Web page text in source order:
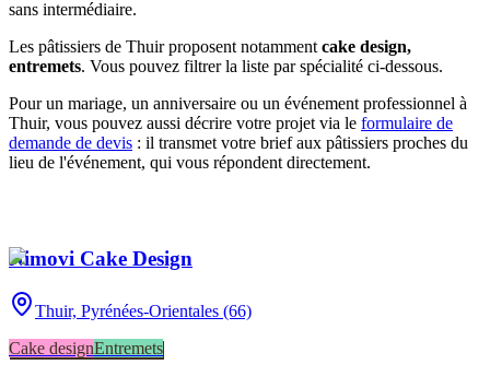
sans intermédiaire.
Les pâtissiers de Thuirproposent notamment cake design,
entremets. Vous pouvez filtrer la liste par spécialité ci-dessous.
Pour un mariage, un anniversaire ou un événement professionnel à
Thuir, vous pouvez aussi décrire votre projet via le formulaire de
demande de devis : il transmet votre brief aux pâtissiers proches du
lieu de l'événement, qui vous répondent directement.
Nimovi Cake Design
Thuir, Pyrénées-Orientales (66)
Cake designEntremets